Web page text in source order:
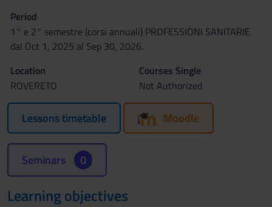
Period
1° e 2° semestre (corsi annuali) PROFESSIONI SANITARIE
dal Oct 1, 2025 al Sep 30, 2026.
Location
ROVERETO
Courses Single
Not Authorized
Lessons timetable Moodle
Seminars 0
Learning objectives